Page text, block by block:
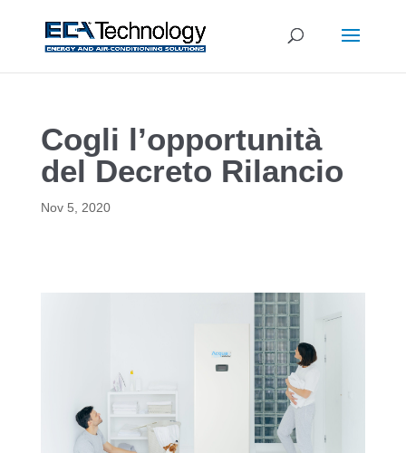
Cogli l’opportunità
del Decreto Rilancio
Nov 5, 2020